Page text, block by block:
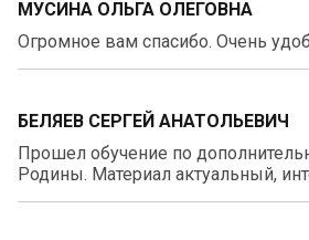
МУСИНА ОЛЬГА ОЛЕГОВНА
Огромное вам спасибо. Очень
БЕЛЯЕВ СЕРГЕЙ АНАТОЛЬЕВИЧ
Прошел обучение по
Родины. Материал актуальный,